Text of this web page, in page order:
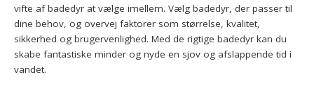
vifte af badedyr at vælge imellem. Vælg badedyr, der passer til
dine behov, og overvej faktorer som størrelse, kvalitet,
sikkerhed og brugervenlighed. Med de rigtige badedyr kan du
skabe fantastiske minder og nyde en sjov og afslappende tid i
vandet.